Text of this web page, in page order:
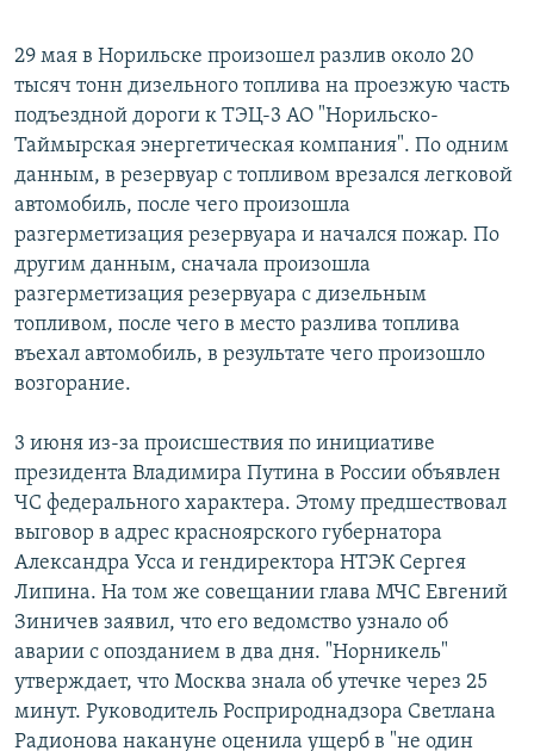
29 мая в Норильске произошел разлив около 20
тысяч тонн дизельного топлива на проезжую часть
подъездной дороги к ТЭЦ-3 АО "Норильско-
Таймырская энергетическая компания". По одним
данным, в резервуар с топливом врезался легковой
автомобиль, после чего произошла
разгерметизация резервуара и начался пожар. По
другим данным, сначала произошла
разгерметизация резервуара с дизельным
топливом, после чего в место разлива топлива
въехал автомобиль, в результате чего произошло
возгорание.
3 июня из-за происшествия по инициативе
президента Владимира Путина в России объявлен
ЧС федерального характера. Этому предшествовал
выговор в адрес красноярского губернатора
Александра Усса и гендиректора НТЭК Сергея
Липина. На том же совещании глава МЧС Евгений
Зиничев заявил, что его ведомство узнало об
аварии с опозданием в два дня. "Норникель"
утверждает, что Москва знала об утечке через 25
минут. Руководитель Росприроднадзора Светлана
Радионова накануне оценила ущерб в "не один